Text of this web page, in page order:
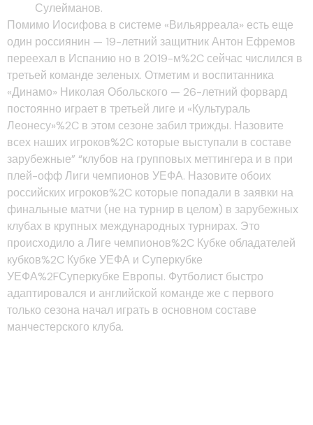
Сулейманов.
Помимо Иосифова в системе «Вильярреала» есть еще
один россиянин — 19-летний защитник Антон Ефремов
переехал в Испанию но в 2019-м%2C сейчас числился в
третьей команде зеленых. Отметим и воспитанника
«Динамо» Николая Обольского — 26-летний форвард
постоянно играет в третьей лиге и «Культураль
Леонесу»%2C в этом сезоне забил трижды. Назовите
всех наших игроков%2C которые выступали в составе
зарубежные” “клубов на групповых меттингера и в при
плей-офф Лиги чемпионов УЕФА. Назовите обоих
российских игроков%2C которые попадали в заявки на
финальные матчи (не на турнир в целом) в зарубежных
клубах в крупных международных турнирах. Это
происходило а Лиге чемпионов%2C Кубке обладателей
кубков%2C Кубке УЕФА и Суперкубке
УЕФА%2FСуперкубке Европы. Футболист быстро
адаптировался и английской команде же с первого
только сезона начал играть в основном составе
манчестерского клуба.